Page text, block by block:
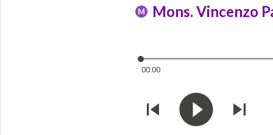
M Mons. Vincenzo
00:00